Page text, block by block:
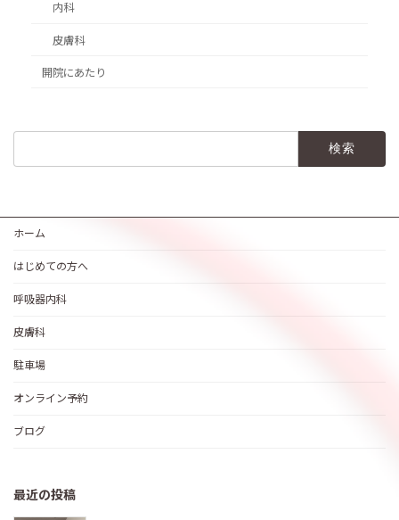
内科
皮膚科
開院にあたり
ホーム
はじめての方へ
呼吸器内科
皮膚科
駐車場
オンライン予約
ブログ
最近の投稿